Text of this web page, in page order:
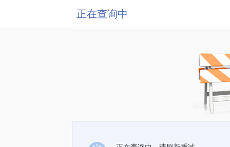
正在查询中